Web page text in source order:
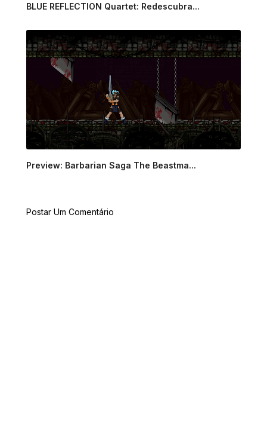
BLUE REFLECTION Quartet: Redescubra...
Preview: Barbarian Saga The Beastma...
Postar Um Comentário